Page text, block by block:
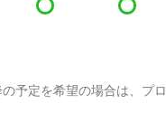
予定を希望の場合は、プロ